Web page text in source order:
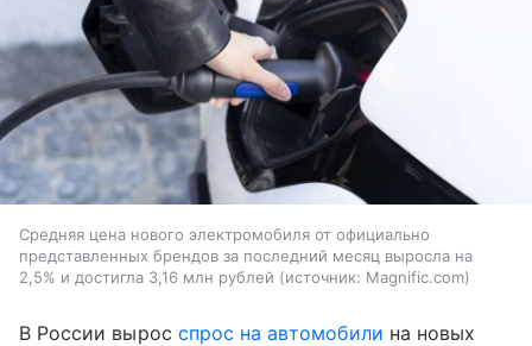
Средняя цена нового электромобиля от официально
представленных брендов за последний месяц выросла на
2,5% и достигла 3,16 млн рублей
источник: Magnific.com
В России вырос спрос на автомобили на новых